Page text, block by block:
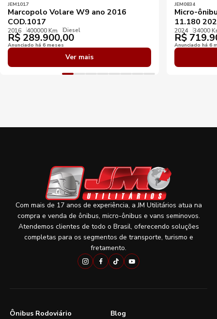
JEM1017
Marcopolo Volare W9 ano 2016
COD.1017
2016 400000 Km Diesel
R$ 289.900,00
Anunciado há 6 meses
Ver mais
JEM0834
Micro-
11.180
2024 34000
R$
Anunciado há 6
Com mais de 17 anos de experiência, a JM Utilitários atua na
compra e venda de ônibus, micro-ônibus e vans seminovos.
Atendemos clientes de todo o Brasil, oferecendo soluções
completas para os segmentos de transporte, turismo e
fretamento.
Ônibus Rodoviário
Blog